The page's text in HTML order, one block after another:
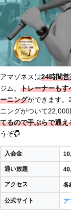
アマゾネスは24時間営
ジム。 トレーナーもす
ーニングができます。
ニングがついて22,000
てるので手ぶらで通え
うぞ
入会金
通い放題
アクセス 各
公式サイト ア